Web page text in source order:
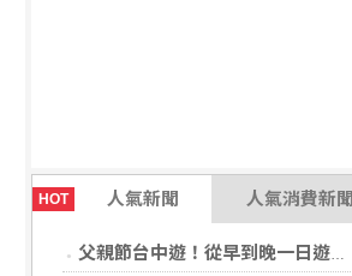
HOT 人氣新聞 人氣消費新聞
父親節台中遊！從早到晚一日遊行程推薦，美食、美景一次滿足！